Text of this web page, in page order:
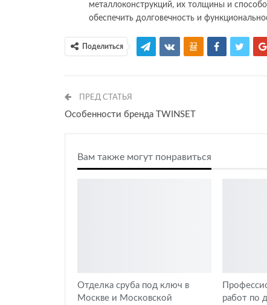
металлоконструкций, их толщины и
обеспечить долговечность и
Поделиться
ПРЕД СТАТЬЯ
Особенности бренда TWINSET
Вам также могут понравиться
Отделка сруба под ключ в
Москве и Московской
работ по